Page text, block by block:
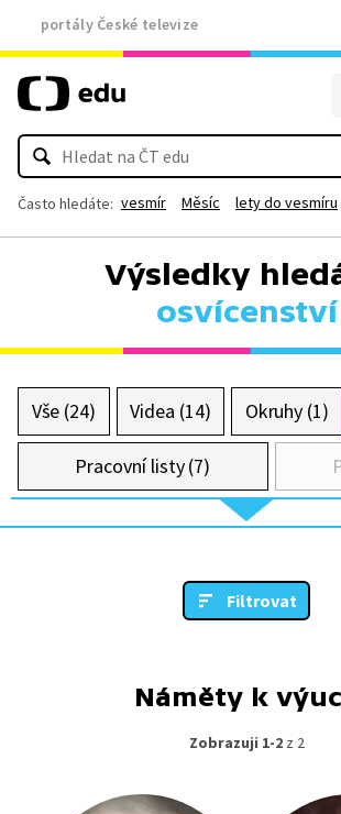
portály České televize
Často hledáte: vesmír Měsíc lety do vesmíru
Výsledky
osvícenství
Vše (24) Videa (14) Okruhy (1)
Pracovní listy (7)
Filtrovat
Náměty k
Zobrazuji 1-2z 2